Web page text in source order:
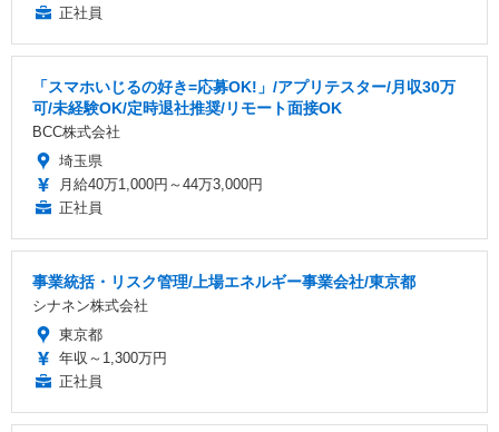
正社員
「スマホいじるの好き=応募OK!」/アプリテスター/月収30万
可/未経験OK/定時退社推奨/リモート面接OK
BCC株式会社
埼玉県
月給40万1,000円～44万3,000円
正社員
事業統括・リスク管理/上場エネルギー事業会社/東京都
シナネン株式会社
東京都
年収～1,300万円
正社員